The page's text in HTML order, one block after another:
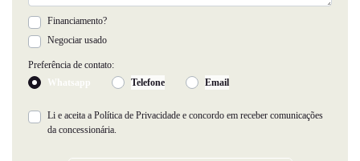
Financiamento?
Negociar usado
Preferência de contato:
Whatsapp
Telefone Email
Li e aceita a Política de Privacidade e concordo em receber comunicações
da concessionária.